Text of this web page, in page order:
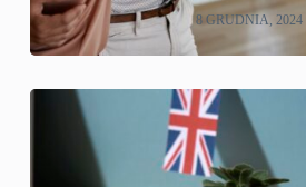
8 GRUDNIA, 2024